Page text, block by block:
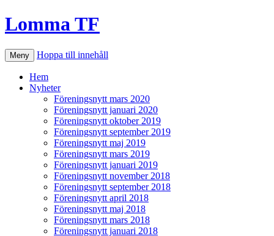
Lomma TF
Meny Hoppa till innehåll
Hem
Nyheter
Föreningsnytt mars 2020
Föreningsnytt januari 2020
Föreningsnytt oktober 2019
Föreningsnytt september 2019
Föreningsnytt maj 2019
Föreningsnytt mars 2019
Föreningsnytt januari 2019
Föreningsnytt november 2018
Föreningsnytt september 2018
Föreningsnytt april 2018
Föreningsnytt maj 2018
Föreningsnytt mars 2018
Föreningsnytt januari 2018